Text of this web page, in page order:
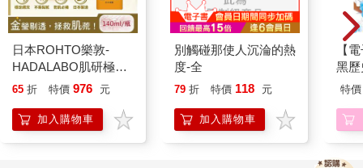
日本ROHTO樂敦-
HADALABO肌研極潤
金緻7重玻尿酸高效保
140ml/金瓶(Premium
臉部肌膚護理乳霜,素
65 折 特價 976 元
加入購物車
別觸碰那使人沉淪的熱
度-全
79 折 特價 118 元
加入購物車
【
黑歷
特價